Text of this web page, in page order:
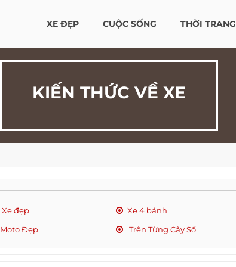
XE ĐẸP CUỘC SỐNG THỜI TRANG
KIẾN THỨC VỀ XE
Xe đẹp Xe 4 bánh
Moto Đẹp
Trên Từng Cây Số